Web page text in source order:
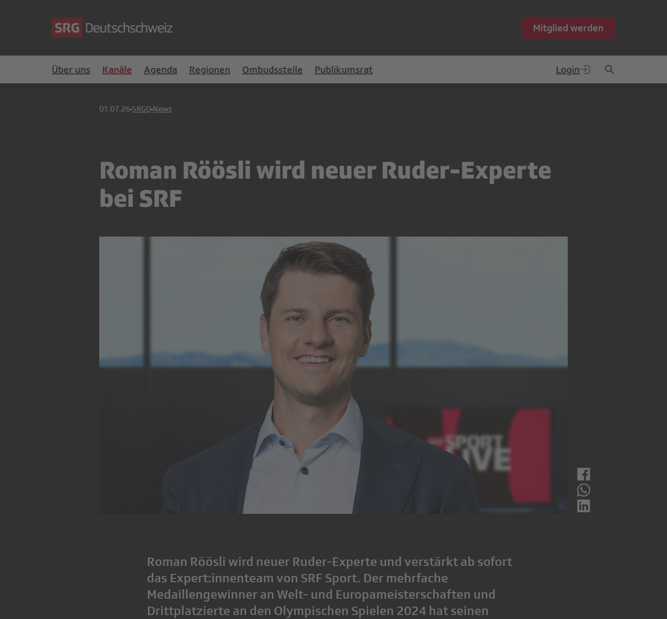
Mitglied werden
Über uns Kanäle Agenda Regionen Ombudsstelle Publikumsrat Login
01.07.26 SRGD News
Roman Röösli wird neuer Ruder-Experte
bei SRF
Roman Röösli wird neuer Ruder-Experte und verstärkt ab sofort
das Expert:innenteam von SRF Sport. Der mehrfache
Medaillengewinner an Welt- und Europameisterschaften und
Drittplatzierte an den Olympischen Spielen 2024 hat seinen